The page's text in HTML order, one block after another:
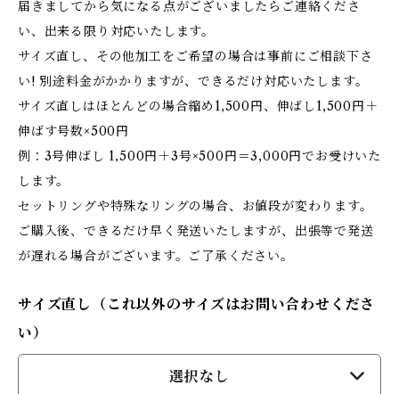
届きましてから気になる点がございましたらご連絡くださ
い、出来る限り対応いたします。
サイズ直し、その他加工をご希望の場合は事前にご相談下さ
い! 別途料金がかかりますが、できるだけ対応いたします。
サイズ直しはほとんどの場合縮め1,500円、伸ばし1,500円＋
伸ばす号数×500円
例：3号伸ばし 1,500円＋3号×500円＝3,000円でお受けいた
します。
セットリングや特殊なリングの場合、お値段が変わります。
ご購入後、できるだけ早く発送いたしますが、出張等で発送
が遅れる場合がございます。ご了承ください。
サイズ直し（これ以外のサイズはお問い合わせくださ
い）
選択なし